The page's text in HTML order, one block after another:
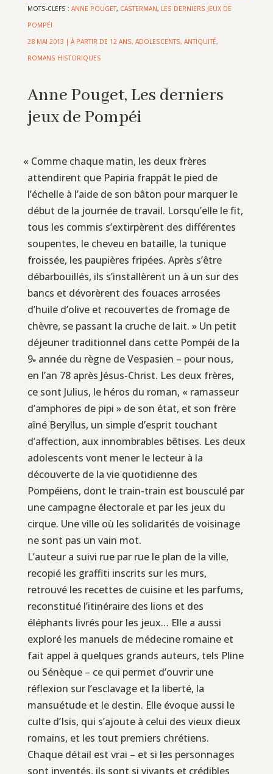
MOTS-CLEFS : ANNE POUGET, CASTERMAN, LES DERNIERS JEUX DE
POMPÉI
28 MAI 2013 | À PARTIR DE 12 ANS, ADOLESCENTS, ANTIQUITÉ,
ROMANS HISTORIQUES
Anne Pouget, Les derniers
jeux de Pompéi
« Comme chaque matin, les deux frères
attendirent que Papiria frappât le pied de
l’échelle à l’aide de son bâton pour marquer le
début de la journée de travail. Lorsqu’elle le fit,
tous les commis s’extirpèrent des différentes
soupentes, le cheveu en bataille, la tunique
froissée, les paupières fripées. Après s’être
débarbouillés, ils s’installèrent un à un sur des
bancs et dévorèrent des fouaces arrosées
d’huile d’olive et recouvertes de fromage de
chèvre, se passant la cruche de lait. » Un petit
déjeuner traditionnel dans cette Pompéi de la
9eannée du règne de Vespasien – pour nous,
en l’an 78 après Jésus-Christ. Les deux frères,
ce sont Julius, le héros du roman, « ramasseur
d’amphores de pipi » de son état, et son frère
aîné Beryllus, un simple d’esprit touchant
d’affection, aux innombrables bêtises. Les deux
adolescents vont mener le lecteur à la
découverte de la vie quotidienne des
Pompéiens, dont le train-train est bousculé par
une campagne électorale et par les jeux du
cirque. Une ville où les solidarités de voisinage
ne sont pas un vain mot.
L’auteur a suivi rue par rue le plan de la ville,
recopié les graffiti inscrits sur les murs,
retrouvé les recettes de cuisine et les parfums,
reconstitué l’itinéraire des lions et des
éléphants livrés pour les jeux… Elle a aussi
exploré les manuels de médecine romaine et
fait appel à quelques grands auteurs, tels Pline
ou Sénèque – ce qui permet d’ouvrir une
réflexion sur l’esclavage et la liberté, la
mansuétude et le destin. Elle évoque aussi le
culte d’Isis, qui s’ajoute à celui des vieux dieux
romains, et les tout premiers chrétiens.
Chaque détail est vrai – et si les personnages
sont inventés, ils sont si vivants et crédibles